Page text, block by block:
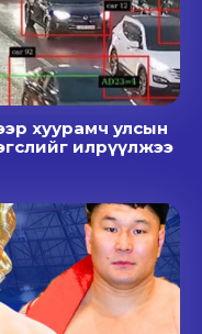
хуурамч улсын
илрүүлжээ